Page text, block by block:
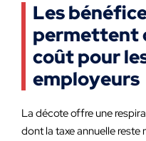
Les
permettent
coût pour
employeurs
La décote offre une
dont la taxe annuelle